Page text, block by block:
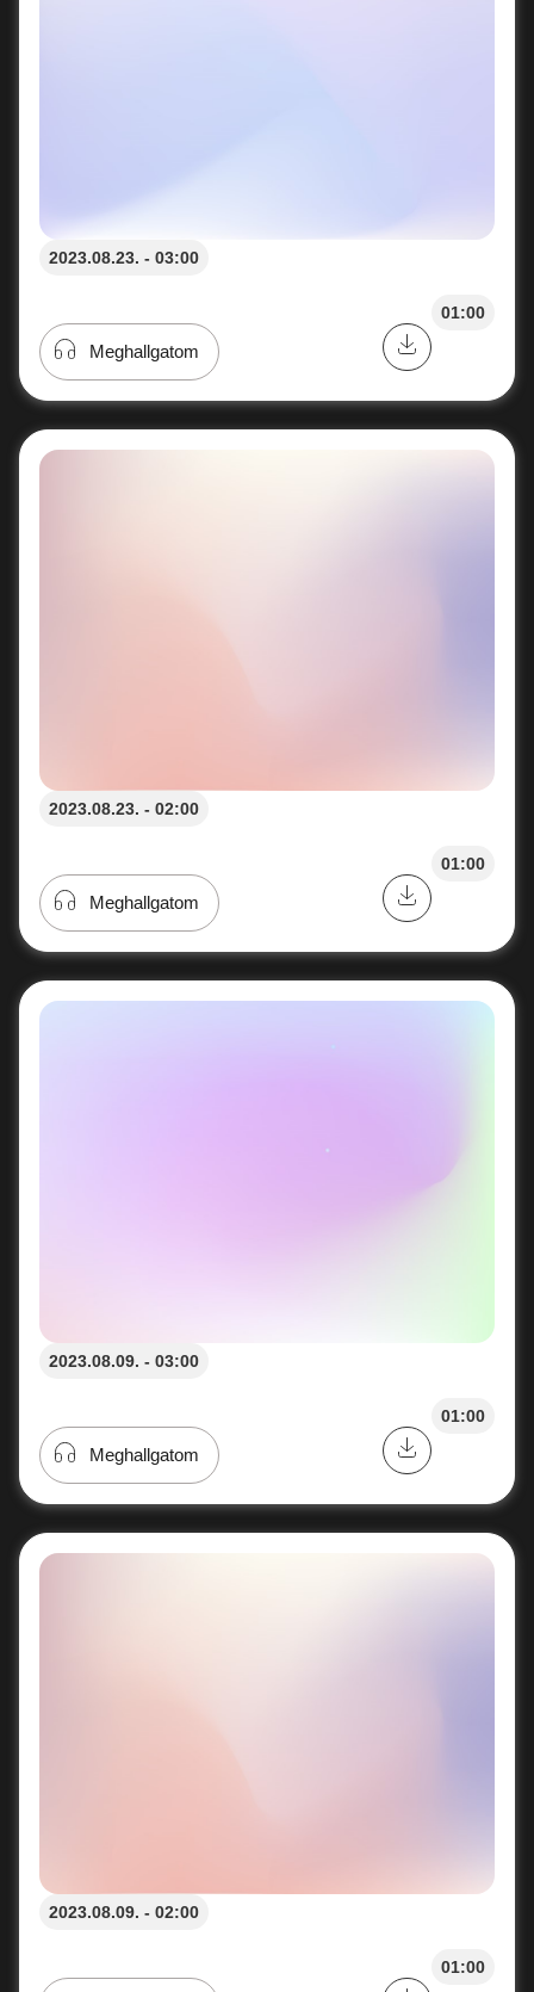
2023.08.23. - 03:00
01:00
Meghallgatom
2023.08.23. - 02:00
01:00
Meghallgatom
2023.08.09. - 03:00
01:00
Meghallgatom
2023.08.09. - 02:00
01:00